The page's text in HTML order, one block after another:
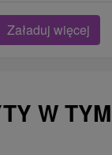
Załaduj więcej
W TYM